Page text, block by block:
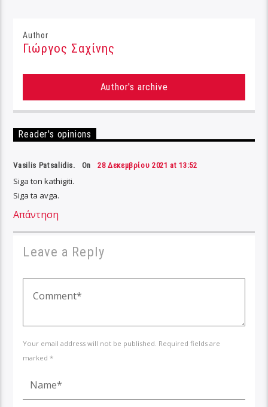
Author
Γιώργος Σαχίνης
Author's archive
Reader's opinions
Vasilis Patsalidis. On 28 Δεκεμβρίου 2021 at 13:52
Siga ton kathigiti.
Siga ta avga.
Απάντηση
Leave a Reply
Your email address will not be published. Required fields are
marked *